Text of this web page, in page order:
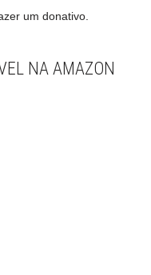
um donativo.
NA AMAZON